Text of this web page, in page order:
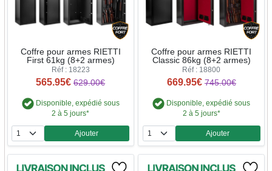
Coffre pour armes RIETTI
First 61kg (8+2 armes)
Réf : 18223
565.95€ 629.00€
Disponible, expédié sous
2 à 5 jours*
Quantité
Ajouter
Coffre pour armes RIETTI
Classic 86kg (8+2 armes)
Réf : 18800
669.95€ 745.00€
Disponible, expédié sous
2 à 5 jours*
Quantité
Ajouter